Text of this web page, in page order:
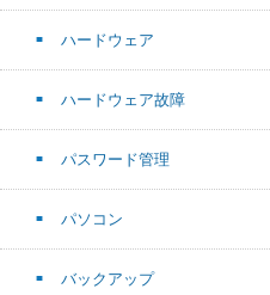
ハードウェア
ハードウェア故障
パスワード管理
パソコン
バックアップ